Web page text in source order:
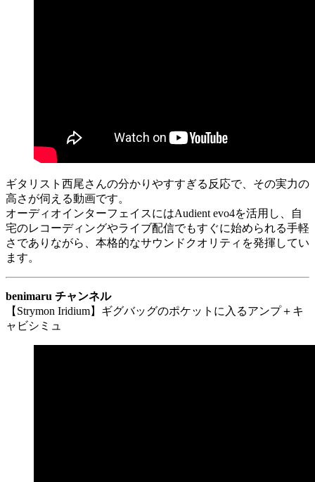
ギタリスト西尾さんの分かりやすすぎる反応で、その実力の
高さが伺える動画です。
オーディオインターフェイスにはAudient evo4を活用し、自
宅のレコーディングやライブ配信でもすぐに始められる手軽
さでありながら、本格的なサウンドクオリティを発揮してい
ます。
benimaru チャンネル
【Strymon Iridium】ギグバッグのポケットに入るアンプ＋キ
ャビシミュ